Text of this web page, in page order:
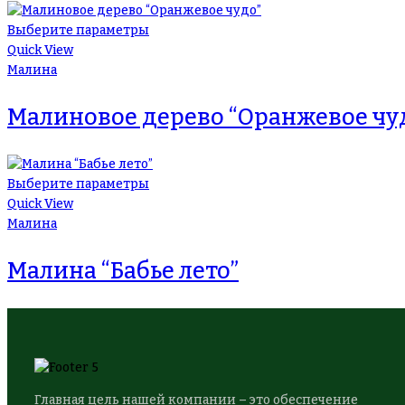
Выберите параметры
Quick View
Малина
Малиновое дерево “Оранжевое
Выберите параметры
Quick View
Малина
Малина “Бабье лето”
Главная цель нашей компании – это обеспечение